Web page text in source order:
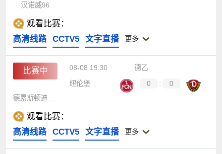
汉诺威96
观看比赛：
高清线路
CCTV5 文字直播 更多
比赛中 08-08 19:30
德乙
纽伦堡
0 :
0
观看比赛：
高清线路
CCTV5 文字直播 更多